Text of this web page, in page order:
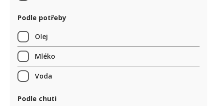
Podle potřeby
Olej
Mléko
Voda
Podle chuti